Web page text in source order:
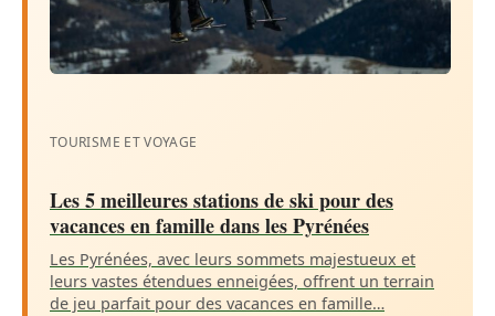
TOURISME ET VOYAGE
Les 5 meilleures stations de ski pour des
vacances en famille dans les Pyrénées
Les Pyrénées, avec leurs sommets majestueux et
leurs vastes étendues enneigées, offrent un terrain
de jeu parfait pour des vacances en famille…